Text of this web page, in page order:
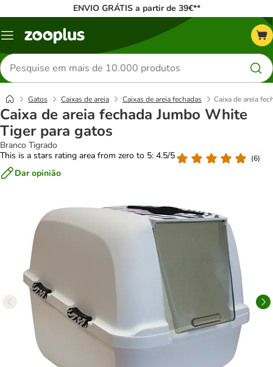
ENVIO GRÁTIS a partir de 39€**
Menu
Pesquisar
produtos
Gatos Caixas de areia Caixas de areia fechadas Caixa de areia
Caixa de areia fechada Jumbo White
Tiger para gatos
Branco Tigrado
This is a stars rating area from zero to 5: 4.5/5
(6)
Dar opinião